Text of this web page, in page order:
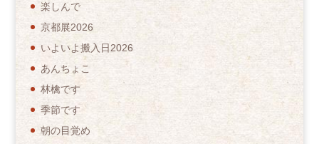
楽しんで
京都展2026
いよいよ搬入日2026
あんちょこ
林檎です
季節です
朝の目覚め